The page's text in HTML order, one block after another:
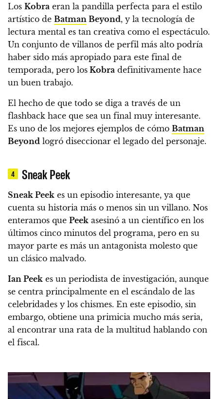
Los Kobra eran la pandilla perfecta para el estilo
artístico de Batman Beyond, y la tecnología de
lectura mental es tan creativa como el espectáculo.
Un conjunto de villanos de perfil más alto podría
haber sido más apropiado para este final de
temporada, pero los Kobra definitivamente hace
un buen trabajo.
El hecho de que todo se diga a través de un
flashback hace que sea un final muy interesante.
Es uno de los mejores ejemplos de cómo Batman
Beyond logró diseccionar el legado del personaje.
4 Sneak Peek
Sneak Peek es un episodio interesante, ya que
cuenta su historia más o menos sin un villano. Nos
enteramos que Peek asesinó a un científico en los
últimos cinco minutos del programa, pero en su
mayor parte es más un antagonista molesto que
un clásico malvado.
Ian Peek es un periodista de investigación, aunque
se centra principalmente en el escándalo de las
celebridades y los chismes. En este episodio, sin
embargo, obtiene una primicia mucho más seria,
al encontrar una rata de la multitud hablando con
el fiscal.